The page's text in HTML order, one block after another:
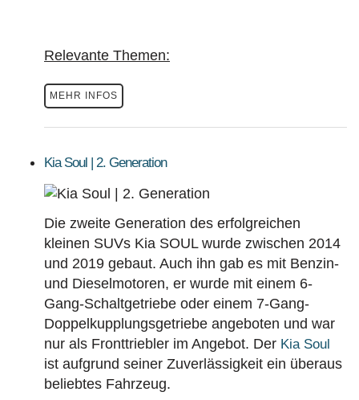
Relevante Themen:
MEHR INFOS
Kia Soul | 2. Generation
Die zweite Generation des erfolgreichen
kleinen SUVs Kia SOUL wurde zwischen 2014
und 2019 gebaut. Auch ihn gab es mit Benzin-
und Dieselmotoren, er wurde mit einem 6-
Gang-Schaltgetriebe oder einem 7-Gang-
Doppelkupplungsgetriebe angeboten und war
nur als Fronttriebler im Angebot. Der Kia Soul
ist aufgrund seiner Zuverlässigkeit ein überaus
beliebtes Fahrzeug.